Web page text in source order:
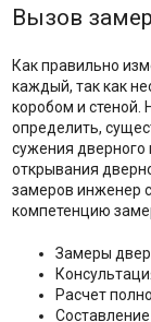
Вызов
Как правильно
каждый, так как
коробом и
определить,
сужения
открывания
замеров инженер
компетенцию
Замеры
Расчет